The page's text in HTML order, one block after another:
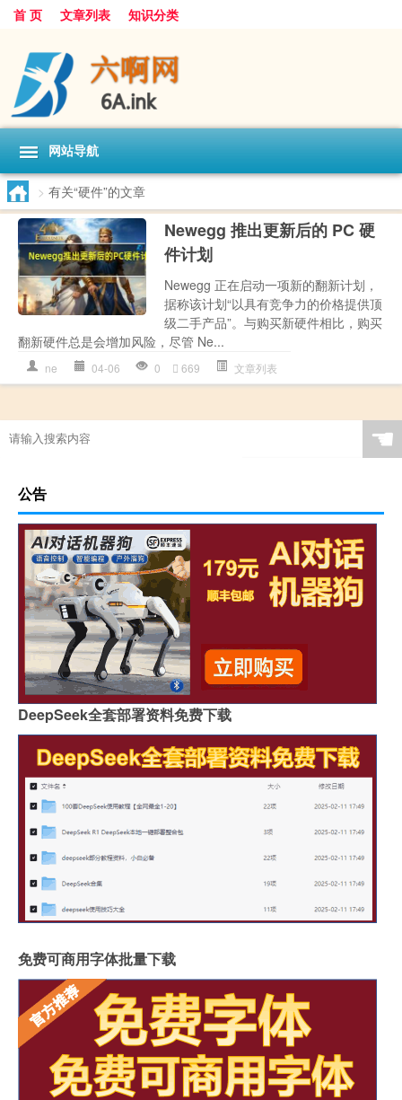
首 页 文章列表 知识分类
网站导航
> 有关“硬件”的文章
Newegg 推出更新后的 PC 硬
件计划
Newegg 正在启动一项新的翻新计划，
据称该计划“以具有竞争力的价格提供顶
级二手产品”。与购买新硬件相比，购买
翻新硬件总是会增加风险，尽管 Ne...
ne 04-06 0 669 文章列表
☚
公告
DeepSeek全套部署资料免费下载
免费可商用字体批量下载